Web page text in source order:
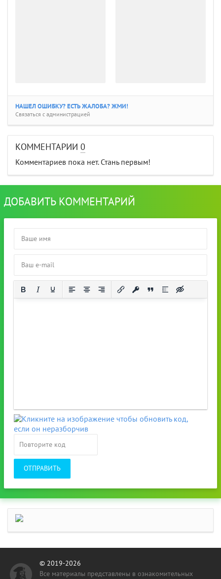
НАШЕЛ ОШИБКУ? ЕСТЬ ЖАЛОБА? ЖМИ!
Связаться с администрацией
КОММЕНТАРИИ 0
Комментариев пока нет. Стань первым!
ДОБАВИТЬ КОММЕНТАРИЙ
ОТПРАВИТЬ
© 2019-2026
Все материалы представлены в ознакомительных